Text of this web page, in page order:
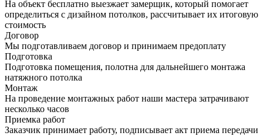
На объект бесплатно выезжает замерщик, который помогает
определиться с дизайном потолков, рассчитывает их итоговую
стоимость
Договор
Мы подготавливаем договор и принимаем предоплату
Подготовка
Подготовка помещения, полотна для дальнейшего монтажа
натяжного потолка
Монтаж
На проведение монтажных работ наши мастера затрачивают
несколько часов
Приемка работ
Заказчик принимает работу, подписывает акт приема передачи